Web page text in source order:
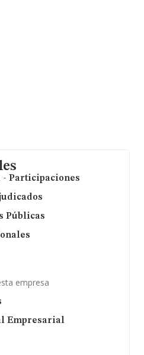
Participaciones
Públicas
empresa
Empresarial